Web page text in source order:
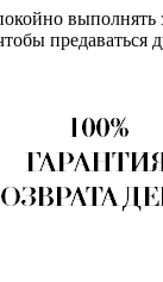
выполнять